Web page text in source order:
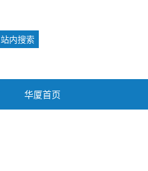
华厦首页